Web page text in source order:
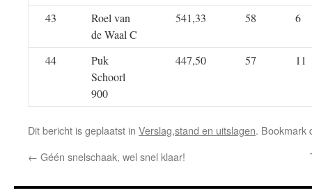
43
Roel van
de Waal C
541,33 58 6
44
Puk
Schoorl
900
447,50 57 11
Dit bericht is geplaatst in Verslag,stand en uitslagen. Bookmark
← Géén snelschaak, wel snel klaar!